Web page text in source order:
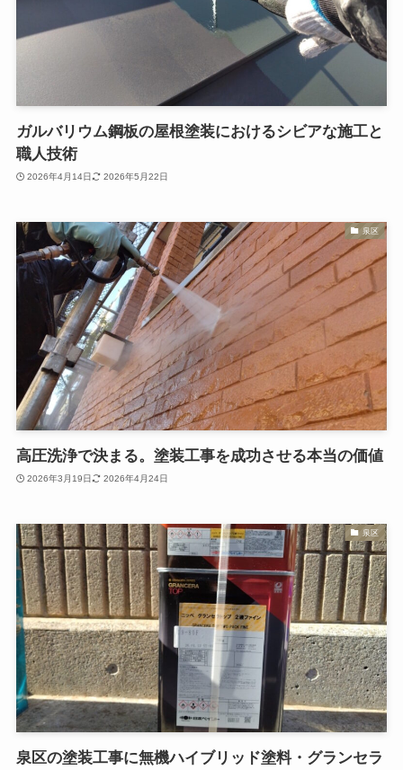
ガルバリウム鋼板の屋根塗装におけるシビアな施工と
職人技術
2026年4月14日 2026年5月22日
泉区
高圧洗浄で決まる。塗装工事を成功させる本当の価値
2026年3月19日 2026年4月24日
泉区
泉区の塗装工事に無機ハイブリッド塗料・グランセラ